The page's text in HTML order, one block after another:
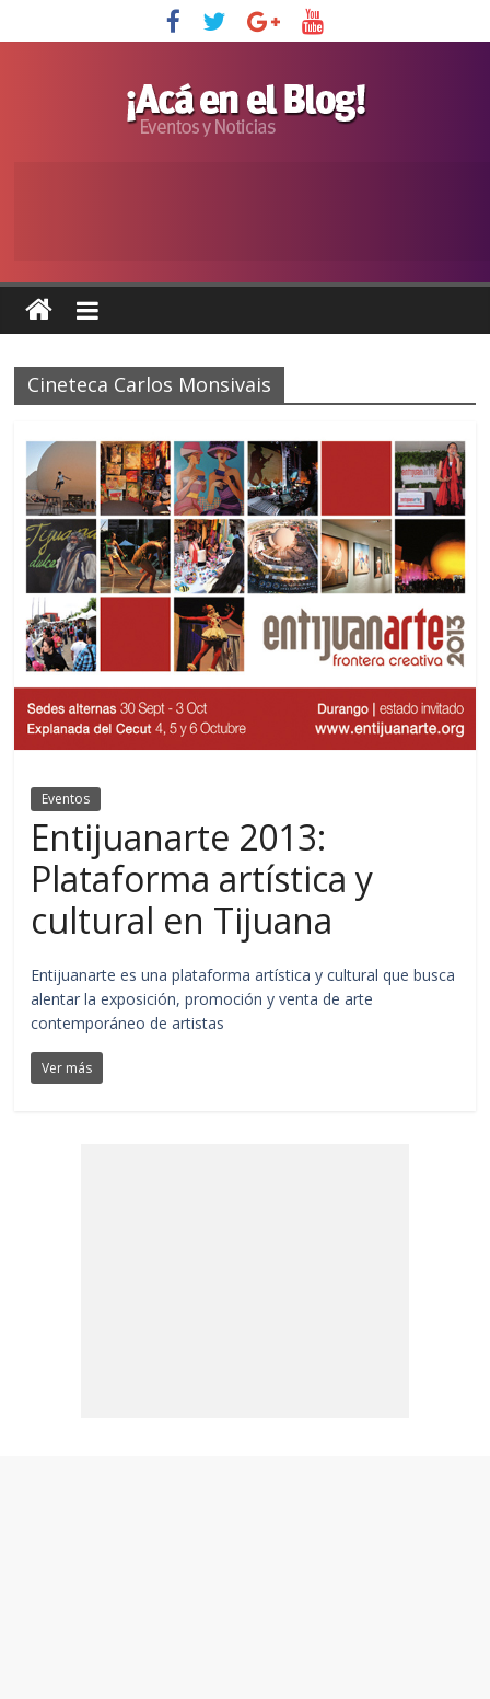
Cineteca Carlos Monsivais
Eventos
Entijuanarte 2013:
Plataforma artística y
cultural en Tijuana
Entijuanarte es una plataforma artística y cultural que busca
alentar la exposición, promoción y venta de arte
contemporáneo de artistas
Ver más